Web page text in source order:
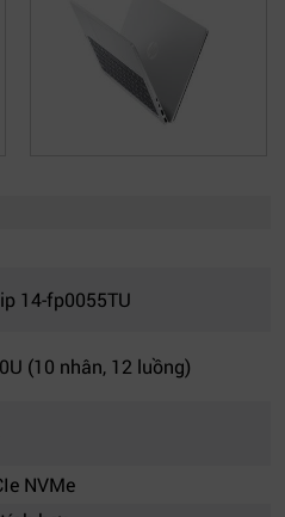
14-fp0055TU
(10 nhân, 12 luồng)
NVMe